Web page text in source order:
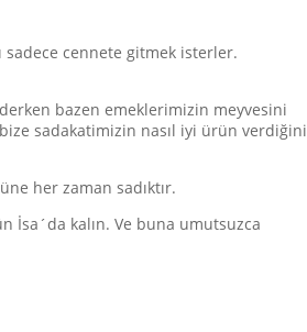
sadece cennete gitmek isterler.
bazen emeklerimizin meyvesini
sadakatimizin nasıl iyi ürün verdiğini
her zaman sadıktır.
İsa´da kalın. Ve buna umutsuzca